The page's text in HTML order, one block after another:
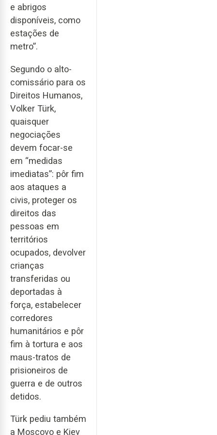
e abrigos
disponíveis, como
estações de
metro”.
Segundo o alto-
comissário para os
Direitos Humanos,
Volker Türk,
quaisquer
negociações
devem focar-se
em “medidas
imediatas”: pôr fim
aos ataques a
civis, proteger os
direitos das
pessoas em
territórios
ocupados, devolver
crianças
transferidas ou
deportadas à
força, estabelecer
corredores
humanitários e pôr
fim à tortura e aos
maus-tratos de
prisioneiros de
guerra e de outros
detidos.
Türk pediu também
a Moscovo e Kiev